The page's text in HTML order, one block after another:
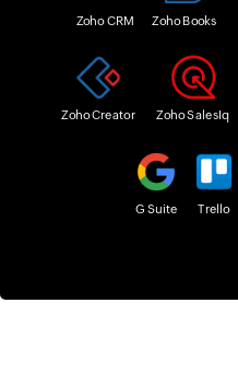
Zoho CRM Zoho Books
Zoho Creator Zoho SalesIq
G Suite Trello